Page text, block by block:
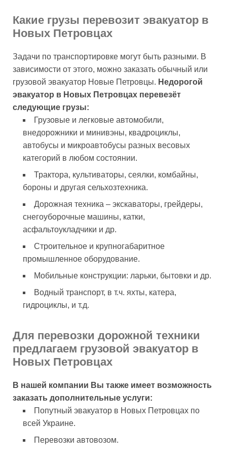
Какие грузы перевозит эвакуатор в
Новых Петровцах
Задачи по транспортировке могут быть разными. В
зависимости от этого, можно заказать обычный или
грузовой эвакуатор Новые Петровцы. Недорогой
эвакуатор в Новых Петровцах перевезёт
следующие грузы:
Грузовые и легковые автомобили,
внедорожники и минивэны, квадроциклы,
автобусы и микроавтобусы разных весовых
категорий в любом состоянии.
Трактора, культиваторы, сеялки, комбайны,
бороны и другая сельхозтехника.
Дорожная техника – экскаваторы, грейдеры,
снегоуборочные машины, катки,
асфальтоукладчики и др.
Строительное и крупногабаритное
промышленное оборудование.
Мобильные конструкции: ларьки, бытовки и др.
Водный транспорт, в т.ч. яхты, катера,
гидроциклы, и т.д.
Для перевозки дорожной техники
предлагаем грузовой эвакуатор в
Новых Петровцах
В нашей компании Вы также имеет возможность
заказать дополнительные услуги:
Попутный эвакуатор в Новых Петровцах по
всей Украине.
Перевозки автовозом.